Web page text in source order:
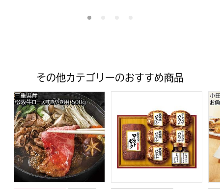
その他カテゴリーのおすすめ商品
三重県産 松阪牛ロースすきやき用 500g【おいしいお取り
丸大食品 ローストビーフデ小